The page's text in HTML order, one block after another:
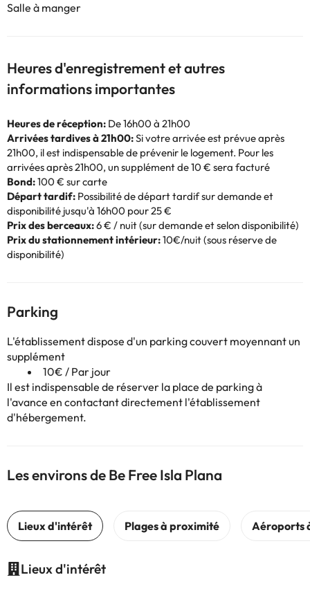
Salle à manger
Heures d'enregistrement et autres
informations importantes
Heures de réception: De 16h00 à 21h00
Arrivées tardives à 21h00:Si votre arrivée est prévue après
21h00, il est indispensable de prévenir le logement. Pour les
arrivées après 21h00, un supplément de 10 € sera facturé
Bond:100 € sur carte
Départ tardif: Possibilité de départ tardif sur demande et
disponibilité jusqu'à 16h00 pour 25 €
Prix des berceaux:6 € / nuit (sur demande et selon disponibilité)
Prix du stationnement intérieur:10€/nuit (sous réserve de
disponibilité)
Parking
L'établissement dispose d'un parking couvert moyennant un
supplément
10€ / Par jour
Il est indispensable de réserver la place de parking à
l'avance en contactant directement l'établissement
d'hébergement.
Les environs de Be Free Isla Plana
Lieux d'intérêt